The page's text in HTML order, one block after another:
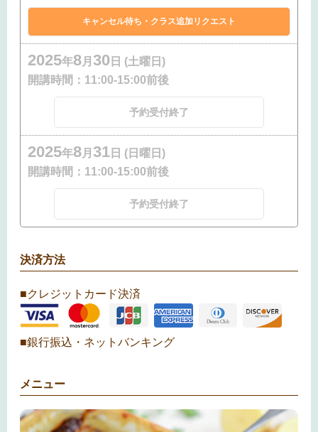
2025年8月 30 日 (土曜日)
開講時間： 11:00-15:00前後
予約受付終了
2025年8月 31 日 (日曜日)
開講時間： 11:00-15:00前後
予約受付終了
決済方法
■クレジットカード決済
■銀行振込・ネットバンキング
メニュー